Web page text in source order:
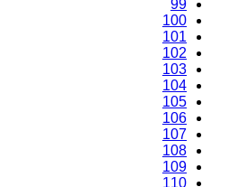
99
100
101
102
103
104
105
106
107
108
109
110